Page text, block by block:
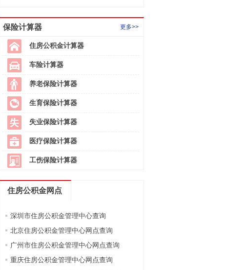
保险计算器 更多>>
住房公积金计算器
车险计算器
养老保险计算器
生育保险计算器
失业保险计算器
医疗保险计算器
工伤保险计算器
住房公积金网点
深圳市住房公积金管理中心查询
北京住房公积金管理中心网点查询
广州市住房公积金管理中心网点查询
重庆住房公积金管理中心网点查询